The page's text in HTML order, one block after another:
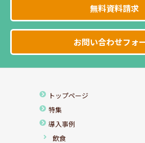
無料資料請求
お問い合わせフォ
トップページ
特集
導入事例
飲食